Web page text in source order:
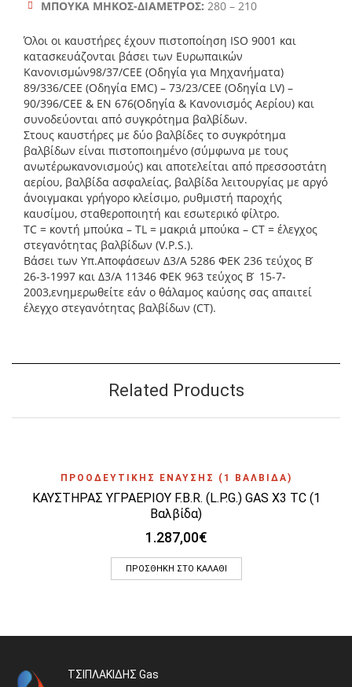
ΜΠΟΥΚΑ ΜΗΚΟΣ-ΔΙΑΜΕΤΡΟΣ: 280 – 210
Όλοι οι καυστήρες έχουν πιστοποίηση ISO 9001 και
κατασκευάζονται βάσει των Ευρωπαικών
Κανονισμών98/37/CEE (Οδηγία για Μηχανήματα)
89/336/CEE (Οδηγία EMC) – 73/23/CEE (Οδηγία LV) –
90/396/CEE & ΕΝ 676(Οδηγία & Κανονισμός Αερίου) και
συνοδεύονται από συγκρότημα βαλβίδων.
Στους καυστήρες με δύο βαλβίδες το συγκρότημα
βαλβίδων είναι πιστοποιημένο (σύμφωνα με τους
ανωτέρωκανονισμούς) και αποτελείται από πρεσσοστάτη
αερίου, βαλβίδα ασφαλείας, βαλβίδα λειτουργίας με αργό
άνοιγμακαι γρήγορο κλείσιμο, ρυθμιστή παροχής
καυσίμου, σταθεροποιητή και εσωτερικό φίλτρο.
TC = κοντή μπούκα – TL = μακριά μπούκα – CT = έλεγχος
στεγανότητας βαλβίδων (V.P.S.).
Βάσει των Υπ.Αποφάσεων Δ3/Α 5286 ΦΕΚ 236 τεύχος Β ́
26-3-1997 και Δ3/Α 11346 ΦΕΚ 963 τεύχος Β ́ 15-7-
2003,ενημερωθείτε εάν ο θάλαμος καύσης σας απαιτεί
έλεγχο στεγανότητας βαλβίδων (CT).
Related Products
ΠΡΟΟΔΕΥΤΙΚΗΣ ΕΝΑΥΣΗΣ (1 ΒΑΛΒΙΔΑ)
ΚΑΥΣΤΗΡΑΣ ΥΓΡΑΕΡΙΟΥ F.B.R. (L.P.G.) GAS X3 TC (1
Βαλβίδα)
1.287,00€
ΠΡΟΣΘΉΚΗ ΣΤΟ ΚΑΛΆΘΙ
ΤΣΙΠΛΑΚΙΔΗΣ Gas